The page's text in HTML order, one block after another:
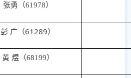
张勇 （61978）
彭 广 （61289）
黄 煜 （68199）